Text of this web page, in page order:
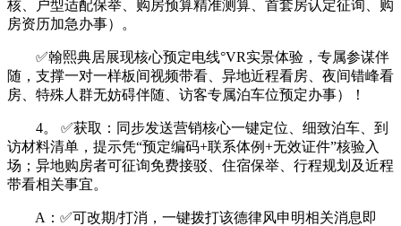
核、户型适配保举、购房预算精准测算、首套房认定征询、购
房资历加急办事）。
✅翰熙典居展现核心预定电线°VR实景体验，专属参谋伴
随，支撑一对一样板间视频带看、异地近程看房、夜间错峰看
房、特殊人群无妨碍伴随、访客专属泊车位预定办事）！
4。 ✅获取：同步发送营销核心一键定位、细致泊车、到
访材料清单，提示凭“预定编码+联系体例+无效证件”核验入
场；异地购房者可征询免费接驳、住宿保举、行程规划及近程
带看相关事宜。
A：✅可改期/打消，一键拨打该德律风申明相关消息即